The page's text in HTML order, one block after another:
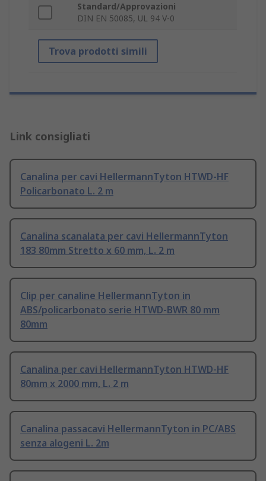
Standard/Approvazioni
DIN EN 50085, UL 94 V-0
Trova prodotti simili
Link consigliati
Canalina per cavi HellermannTyton HTWD-HF
Policarbonato L. 2 m
Canalina scanalata per cavi HellermannTyton
183 80mm Stretto x 60 mm, L. 2 m
Clip per canaline HellermannTyton in
ABS/policarbonato serie HTWD-BWR 80 mm
80mm
Canalina per cavi HellermannTyton HTWD-HF
80mm x 2000 mm, L. 2 m
Canalina passacavi HellermannTyton in PC/ABS
senza alogeni L. 2m